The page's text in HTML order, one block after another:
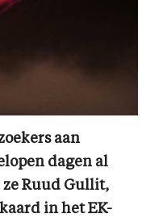
aan
dagen al
ze Ruud Gullit,
in het EK-